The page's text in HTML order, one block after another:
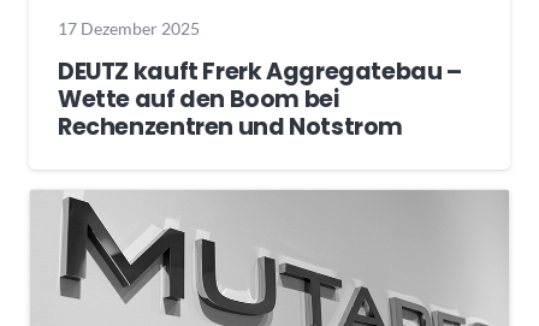
17 Dezember 2025
DEUTZ kauft Frerk Aggregatebau –
Wette auf den Boom bei
Rechenzentren und Notstrom